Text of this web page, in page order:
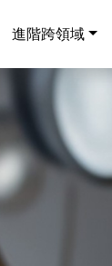
進階跨領域